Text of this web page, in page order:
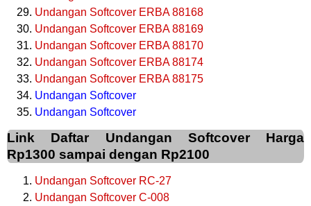
Undangan Softcover ERBA 88168
Undangan Softcover ERBA 88169
Undangan Softcover ERBA 88170
Undangan Softcover ERBA 88174
Undangan Softcover ERBA 88175
Undangan Softcover
Undangan Softcover
Link Daftar Undangan Softcover Harga
Rp1300 sampai dengan Rp2100
Undangan Softcover RC-27
Undangan Softcover C-008